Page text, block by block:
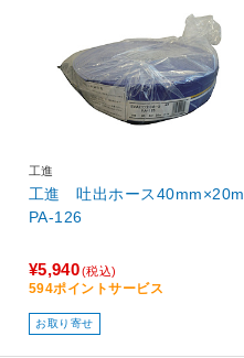
工進
工進 吐出ホース40mm×20m
PA-126
¥5,940(税込)
594ポイントサービス
お取り寄せ